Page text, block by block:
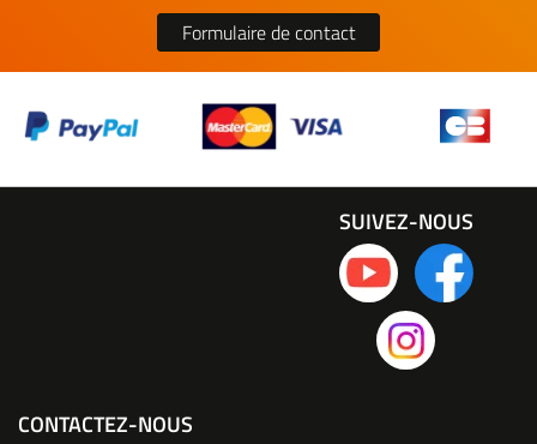
Formulaire de contact
CONTACTEZ-NOUS
SUIVEZ-NOUS